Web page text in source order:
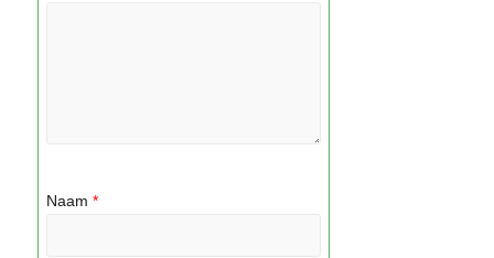
Naam *